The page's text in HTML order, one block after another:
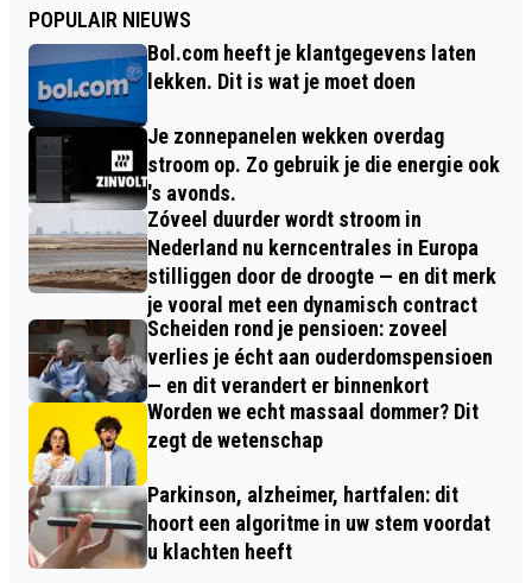
POPULAIR NIEUWS
Bol.com heeft je klantgegevens laten
lekken. Dit is wat je moet doen
Je zonnepanelen wekken overdag
stroom op. Zo gebruik je die energie ook
's avonds.
Zóveel duurder wordt stroom in
Nederland nu kerncentrales in Europa
stilliggen door de droogte — en dit merk
je vooral met een dynamisch contract
Scheiden rond je pensioen: zoveel
verlies je écht aan ouderdomspensioen
— en dit verandert er binnenkort
Worden we echt massaal dommer? Dit
zegt de wetenschap
Parkinson, alzheimer, hartfalen: dit
hoort een algoritme in uw stem voordat
u klachten heeft